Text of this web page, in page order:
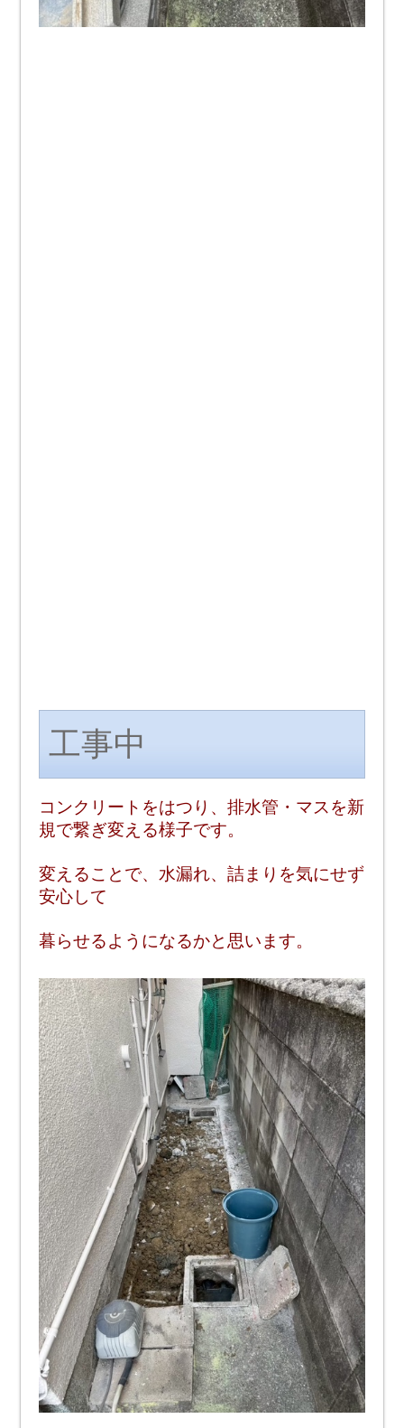
工事中
コンクリートをはつり、排水管・マスを新
規で繋ぎ変える様子です。
変えることで、水漏れ、詰まりを気にせず
安心して
暮らせるようになるかと思います。